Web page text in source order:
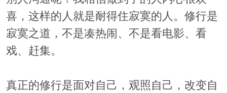
喜，这样的人就是耐得住寂寞的人。修行是
寂寞之道，不是凑热闹、不是看电影、看
戏、赶集。
真正的修行是面对自己，观照自己，改变自